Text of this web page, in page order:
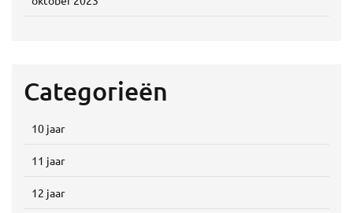
Categorieën
10 jaar
11 jaar
12 jaar